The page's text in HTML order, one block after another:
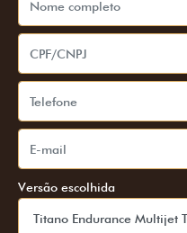
Versão escolhida